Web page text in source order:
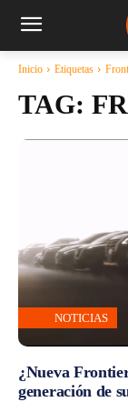
Inicio Etiquetas
TAG:
NOTICIAS
¿Nueva
generación de